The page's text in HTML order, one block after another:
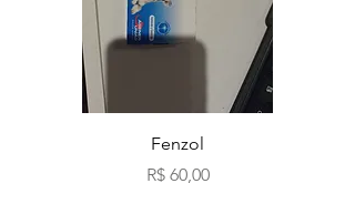
Fenzol
Preço
R$ 60,00